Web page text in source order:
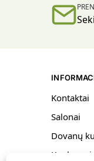
Kontaktai
Salonai
Dovanų
Konkursai